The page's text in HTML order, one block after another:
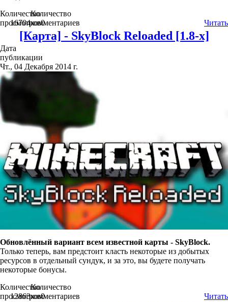
Количество
просмотров
16704
Количество
комментариев
0 Читать
[Карта] - SkyBlock Reloaded [1.8-x]
Дата
публикации
Чт., 04 Декабря 2014 г.
Обновлённый вариант всем известной карты - SkyBlock.
Только теперь, вам предстоит класть некоторые из добытых
ресурсов в отдельный сундук, и за это, вы будете получать
некоторые бонусы.
Количество
просмотров
12863
Количество
комментариев
0 Читать